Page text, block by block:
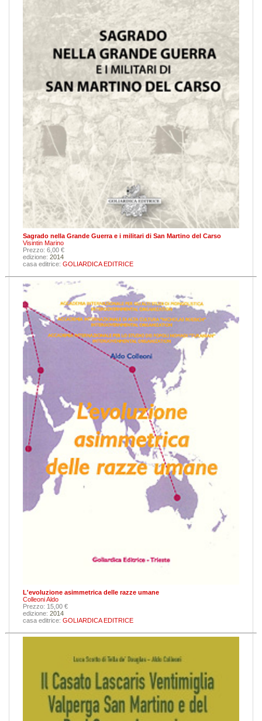
Sagrado nella Grande Guerra e i militari di San Martino del Carso
Visintin Marino
Prezzo: 6,00 €
edizione: 2014
casa editrice: GOLIARDICA EDITRICE
L'evoluzione asimmetrica delle razze umane
Colleoni Aldo
Prezzo: 15,00 €
edizione: 2014
casa editrice: GOLIARDICA EDITRICE